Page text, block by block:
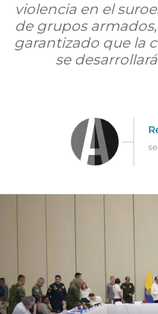
violencia en el
de grupos
garantizado que la
se